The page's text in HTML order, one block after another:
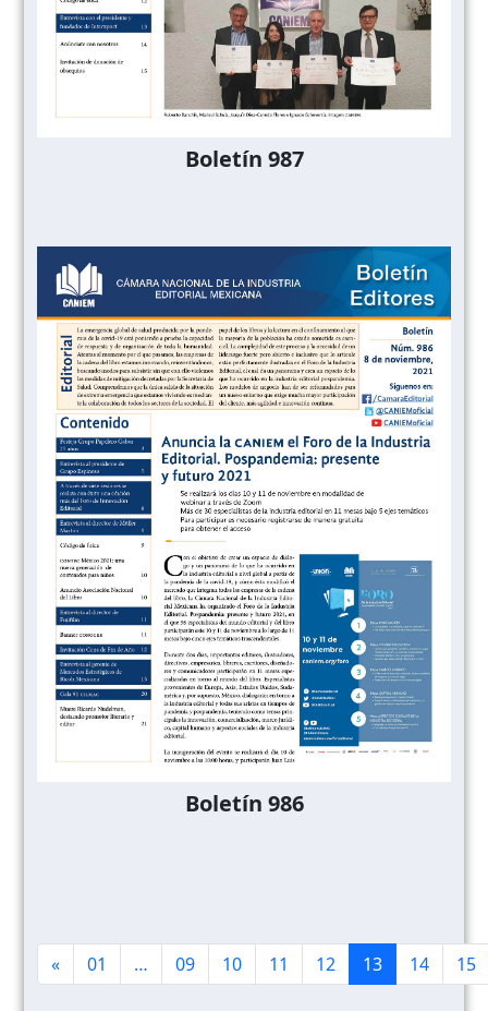
Boletín 987
Boletín 986
« 01 … 09 10 11 12 13 14 15